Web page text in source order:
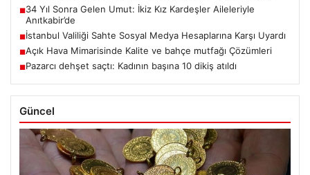
■34 Yıl Sonra Gelen Umut: İkiz Kız Kardeşler Aileleriyle
Anıtkabir’de
■İstanbul Valiliği Sahte Sosyal Medya Hesaplarına Karşı Uyardı
■Açık Hava Mimarisinde Kalite ve bahçe mutfağı Çözümleri
■Pazarcı dehşet saçtı: Kadının başına 10 dikiş atıldı
Güncel